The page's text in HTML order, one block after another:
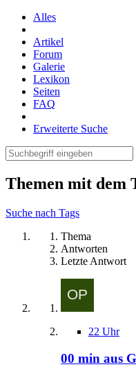
Alles
Artikel
Forum
Galerie
Lexikon
Seiten
FAQ
Erweiterte Suche
Themen mit dem
Suche nach Tags
Thema
Antworten
Letzte Antwort
22 Uhr
00 min aus